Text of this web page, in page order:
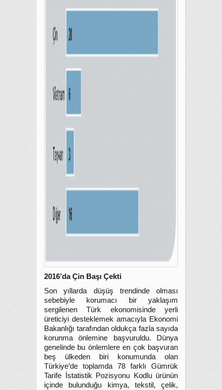
2016’da Çin Başı Çekti
Son yıllarda düşüş trendinde olması
sebebiyle korumacı bir yaklaşım
sergilenen Türk ekonomisinde yerli
üreticiyi desteklemek amacıyla Ekonomi
Bakanlığı tarafından oldukça fazla sayıda
korunma önlemine başvuruldu. Dünya
genelinde bu önlemlere en çok başvuran
beş ülkeden biri konumunda olan
Türkiye’de toplamda 78 farklı Gümrük
Tarife İstatistik Pozisyonu Kodlu ürünün
içinde bulunduğu kimya, tekstil, çelik,